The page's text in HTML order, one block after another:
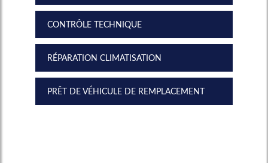
CONTRÔLE TECHNIQUE
RÉPARATION CLIMATISATION
PRÊT DE VÉHICULE DE REMPLACEMENT